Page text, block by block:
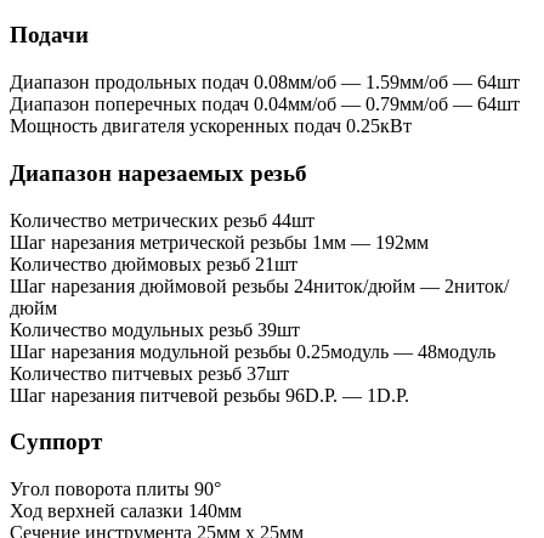
Подачи
Диапазон продольных подач 0.08мм/об — 1.59мм/об — 64шт
Диапазон поперечных подач 0.04мм/об — 0.79мм/об — 64шт
Мощность двигателя ускоренных подач 0.25кВт
Диапазон нарезаемых резьб
Количество метрических резьб 44шт
Шаг нарезания метрической резьбы 1мм — 192мм
Количество дюймовых резьб 21шт
Шаг нарезания дюймовой резьбы 24ниток/дюйм — 2ниток/
дюйм
Количество модульных резьб 39шт
Шаг нарезания модульной резьбы 0.25модуль — 48модуль
Количество питчевых резьб 37шт
Шаг нарезания питчевой резьбы 96D.P. — 1D.P.
Суппорт
Угол поворота плиты 90°
Ход верхней салазки 140мм
Сечение инструмента 25мм x 25мм